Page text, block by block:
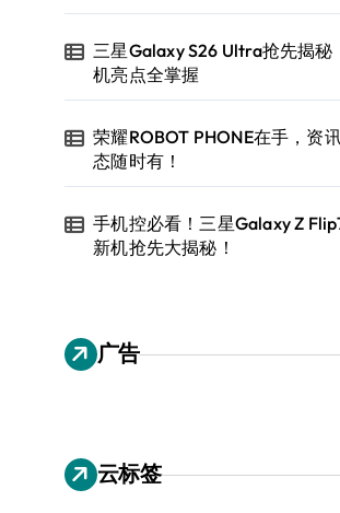
三星Galaxy S26 Ultra抢先揭秘
机亮点全掌握
荣耀ROBOT PHONE在手，资
态随时有！
手机控必看！三星Galaxy Z
新机抢先大揭秘！
广告
云标签